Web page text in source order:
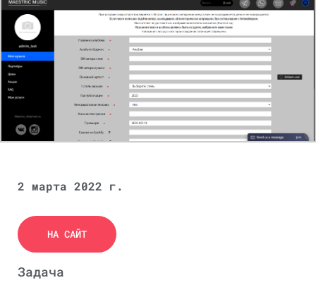
2 марта 2022 г.
НА САЙТ
Задача